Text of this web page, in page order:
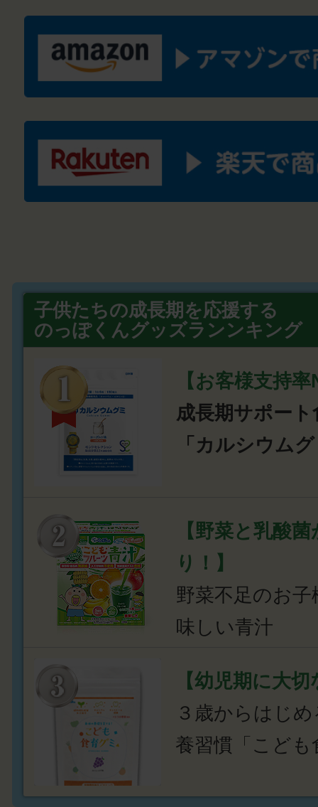
子供たちの成長期を応援する
のっぽくんグッズランンキング
【お客様支持
成長期サポート
「カルシウム
【野菜と乳酸
り！】
野菜不足のお
味しい青汁
【幼児期に大
３歳からはじ
養習慣「こども